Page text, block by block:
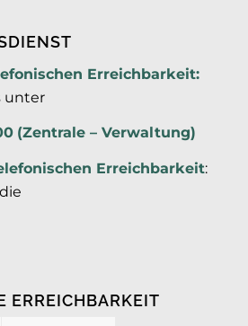
Erreichbarkeit:
unter
(Zentrale – Verwaltung)
Erreichbarkeit:
ERREICHBARKEIT